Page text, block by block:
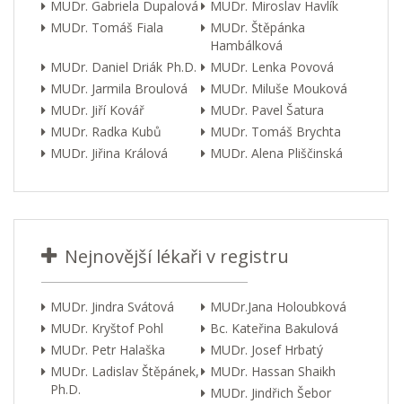
MUDr. Gabriela Dupalová
MUDr. Miroslav Havlík
MUDr. Tomáš Fiala
MUDr. Štěpánka
Hambálková
MUDr. Daniel Driák Ph.D.
MUDr. Lenka Povová
MUDr. Jarmila Broulová
MUDr. Miluše Mouková
MUDr. Jiří Kovář
MUDr. Pavel Šatura
MUDr. Radka Kubů
MUDr. Tomáš Brychta
MUDr. Jiřina Králová
MUDr. Alena Pliščinská
Nejnovější lékaři v registru
MUDr. Jindra Svátová
MUDr.Jana Holoubková
MUDr. Kryštof Pohl
Bc. Kateřina Bakulová
MUDr. Petr Halaška
MUDr. Josef Hrbatý
MUDr. Ladislav Štěpánek,
Ph.D.
MUDr. Hassan Shaikh
MUDr. Jindřich Šebor